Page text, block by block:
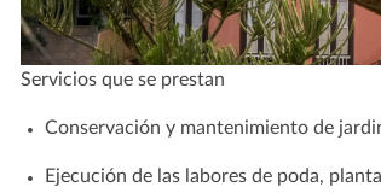
Servicios que se prestan
Conservación y mantenimiento de
Ejecución de las labores de poda,